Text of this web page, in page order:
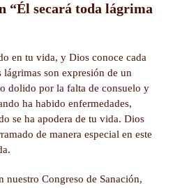
“Él secará toda lágrima
en tu vida, y Dios conoce cada
lágrimas son expresión de un
dolido por la falta de consuelo y
ha habido enfermedades,
se ha apodera de tu vida. Dios
de manera especial en este
Congreso de Sanación,